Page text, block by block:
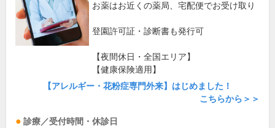
お薬はお近くの薬局、宅配便でお受け取り
登園許可証・診断書も発行可
【夜間休日・全国エリア】
【健康保険適用】
【アレルギー・花粉症専門外来】はじめました！
こちらから＞＞
診療／受付時間・休診日